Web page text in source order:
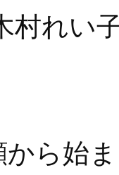
村れい
ら始